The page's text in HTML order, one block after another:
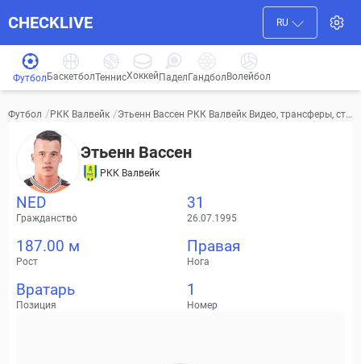
CHECKLIVE RU
Футбол БаскетболТеннисХоккей ПаделГандбол Волейбол
Футбол / РКК Валвейк /Этьенн Вассен РКК Валвейк Видео, трансферы, ста
Этьенн Вассен
РКК Валвейк
NED
Гражданство
31
26.07.1995
187.00 м
Рост
Правая
Нога
Вратарь
Позиция
1
Номер